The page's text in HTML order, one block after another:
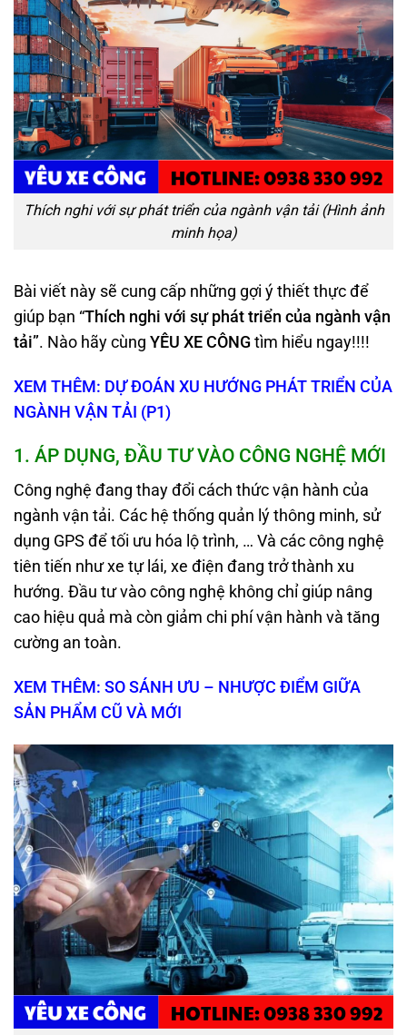
Thích nghi với sự phát triển của ngành vận tải (Hình ảnh
minh họa)
Bài viết này sẽ cung cấp những gợi ý thiết thực để
giúp bạn “Thích nghi với sự phát triển của ngành vận
tải”. Nào hãy cùng YÊU XE CÔNG tìm hiểu ngay!!!!
XEM THÊM: DỰ ĐOÁN XU HƯỚNG PHÁT TRIỂN CỦA
NGÀNH VẬN TẢI (P1)
1. ÁP DỤNG, ĐẦU TƯ VÀO CÔNG NGHỆ MỚI
Công nghệ đang thay đổi cách thức vận hành của
ngành vận tải. Các hệ thống quản lý thông minh, sử
dụng GPS để tối ưu hóa lộ trình, … Và các công nghệ
tiên tiến như xe tự lái, xe điện đang trở thành xu
hướng. Đầu tư vào công nghệ không chỉ giúp nâng
cao hiệu quả mà còn giảm chi phí vận hành và tăng
cường an toàn.
XEM THÊM: SO SÁNH ƯU – NHƯỢC ĐIỂM GIỮA
SẢN PHẨM CŨ VÀ MỚI